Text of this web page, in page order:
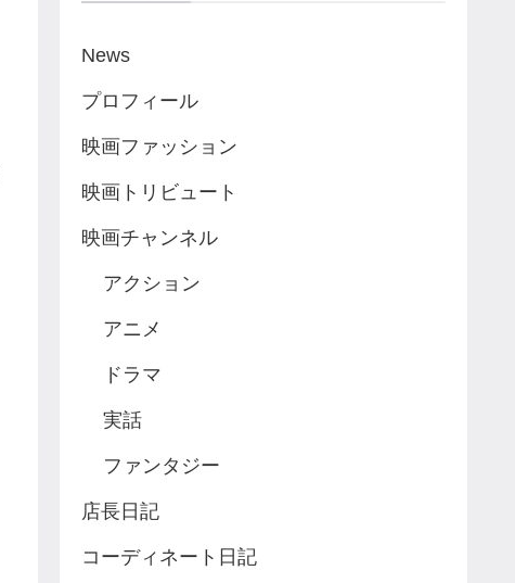
News
プロフィール
映画ファッション
映画トリビュート
映画チャンネル
アクション
アニメ
ドラマ
実話
ファンタジー
店長日記
コーディネート日記